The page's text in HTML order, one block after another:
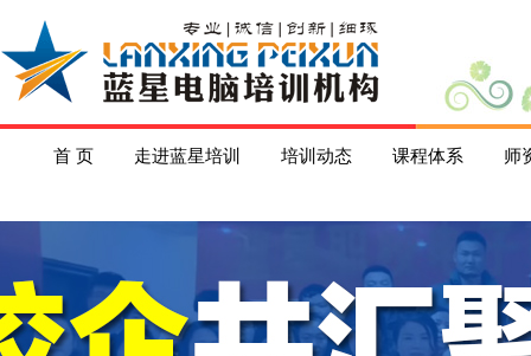
首 页 走进蓝星培训 培训动态 课程体系 师